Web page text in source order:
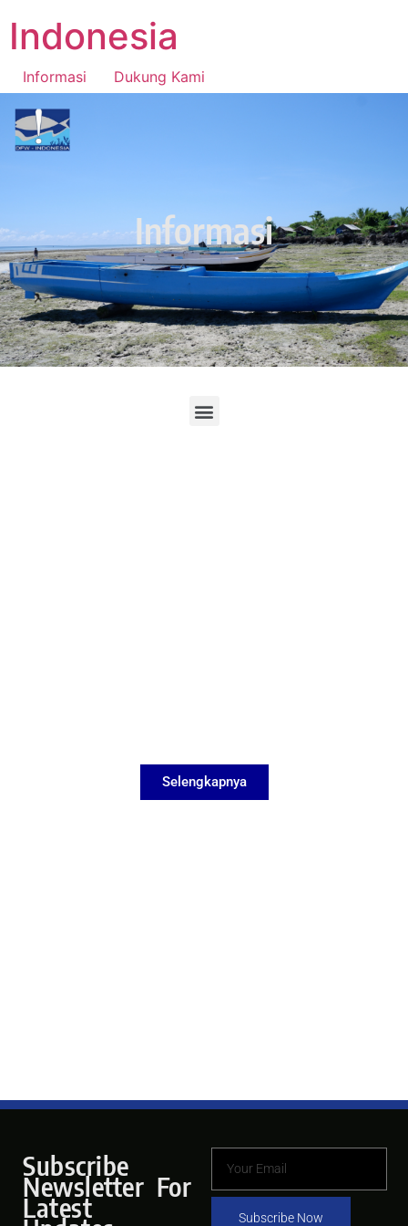
Indonesia
Informasi
Dukung Kami
National Fishers Center Indonesia
Informasi
Selengkapnya
Subscribe
Newsletter For
Latest Subscribe Now